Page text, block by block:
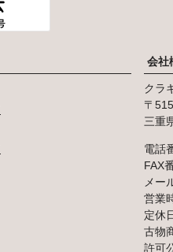
会社
クラ
三重
電話
FAX
メー
営業
定休
古物
許可